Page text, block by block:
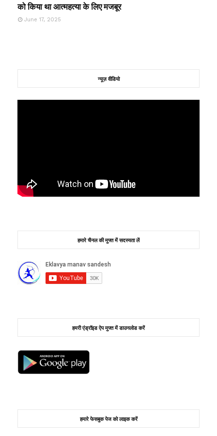
को किया था आत्महत्या के लिए मजबूर
June 17, 2025
न्यूज़ वीडियो
हमारे चैनल की मुफ्त में सदस्यता लें
हमरी एंड्रॉइड ऐप मुफ्त में डाउनलोड करें
हमारे फेसबुक पेज को लाइक करें